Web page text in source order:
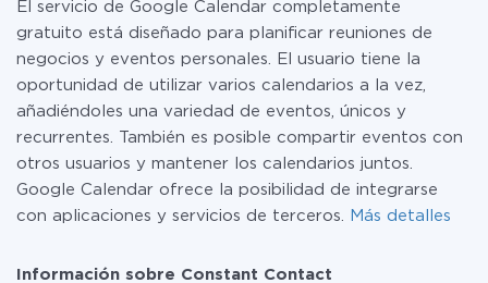
tarifas.
El servicio de Google Calendar completamente
gratuito está diseñado para planificar reuniones de
negocios y eventos personales. El usuario tiene la
oportunidad de utilizar varios calendarios a la vez,
añadiéndoles una variedad de eventos, únicos y
recurrentes. También es posible compartir eventos con
otros usuarios y mantener los calendarios juntos.
Google Calendar ofrece la posibilidad de integrarse
con aplicaciones y servicios de terceros.
Más detalles
Información sobre Constant Contact